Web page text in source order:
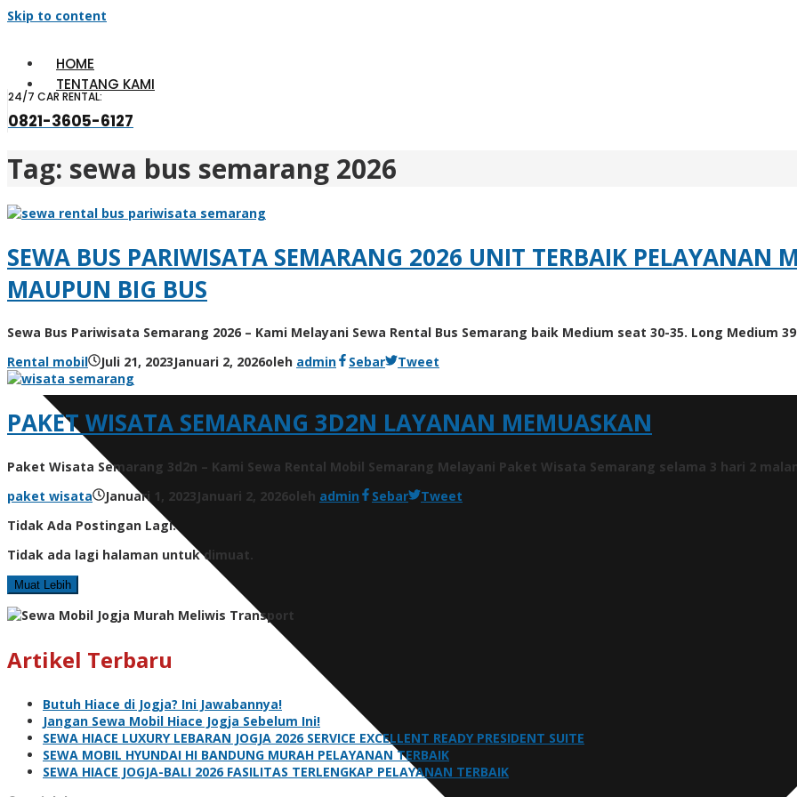
Skip to content
HOME
TENTANG KAMI
24/7 CAR RENTAL:
0821-3605-6127
Tag: sewa bus semarang 2026
SEWA BUS PARIWISATA SEMARANG 2026 UNIT TERBAIK PELAYANAN
MAUPUN BIG BUS
Sewa Bus Pariwisata Semarang 2026 – Kami Melayani Sewa Rental Bus Semarang baik Medium seat 30-35. Long Medium
Rental mobil
Juli 21, 2023Januari 2, 2026oleh admin Sebar Tweet
PAKET WISATA SEMARANG 3D2N LAYANAN MEMUASKAN
Paket Wisata Semarang 3d2n – Kami Sewa Rental Mobil Semarang Melayani Paket Wisata Semarang selama 3 hari 2
paket wisata
Januari 1, 2023Januari 2, 2026oleh admin Sebar
Tweet
Tidak Ada Postingan Lagi.
Tidak ada lagi halaman untuk dimuat.
Muat Lebih
Artikel Terbaru
Butuh Hiace di Jogja? Ini Jawabannya!
Jangan Sewa Mobil Hiace Jogja Sebelum Ini!
SEWA HIACE LUXURY LEBARAN JOGJA 2026 SERVICE EXCELLENT READY PRESIDENT SUITE
SEWA MOBIL HYUNDAI HI BANDUNG MURAH PELAYANAN TERBAIK
SEWA HIACE JOGJA-BALI 2026 FASILITAS TERLENGKAP PELAYANAN TERBAIK